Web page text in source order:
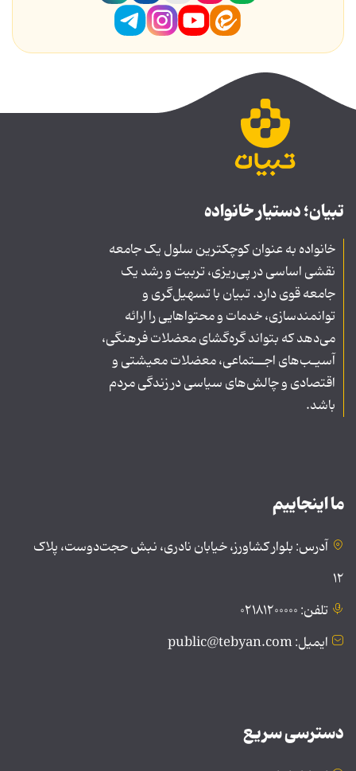
تبیان؛ دستیار خانواده
خانواده به عنوان کوچکترین سلول یک جامعه
نقشی اساسی در پی‌ریزی، تربیت و رشد یک
جامعه قوی دارد. تبیان با تسهیل‌گری و
توانمندسازی، خدمات و محتواهایی را ارائه
می‌دهد که بتواند گره‌گشای معضلات فرهنگی،
آسیـب‌های اجــتماعی، معضلات معیشتی و
اقتصادی و چالش‌های سیاسی در زندگی مردم
باشد.
ما اینجاییم
آدرس: بلوار کشاورز، خیابان نادری، نبش حجت‌دوست، پلاک
۱۲
تلفن: ۰۲۱۸۱۲۰۰۰۰۰
ایمیل: public@tebyan.com
دسترسی سریع